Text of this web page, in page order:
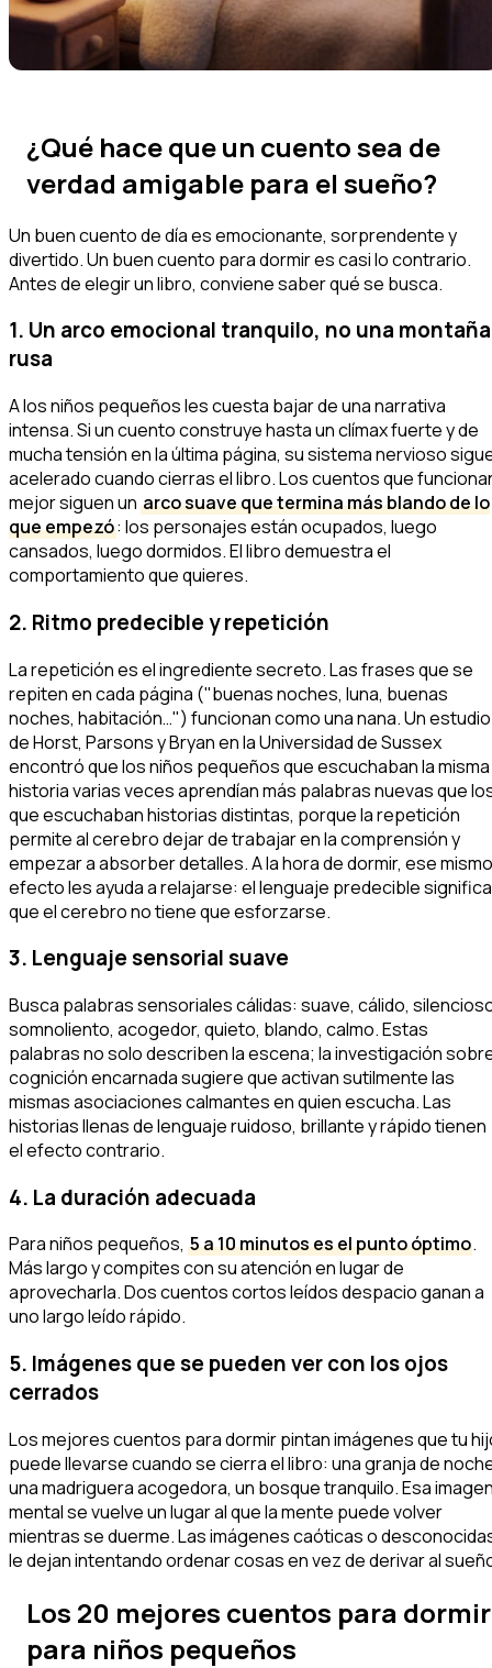
¿Qué hace que un cuento sea de
verdad amigable para el sueño?
Un buen cuento de día es emocionante, sorprendente y
divertido. Un buen cuento para dormir es casi lo contrario.
Antes de elegir un libro, conviene saber qué se busca.
1. Un arco emocional tranquilo, no una montaña
rusa
A los niños pequeños les cuesta bajar de una narrativa
intensa. Si un cuento construye hasta un clímax fuerte y de
mucha tensión en la última página, su sistema nervioso
acelerado cuando cierras el libro. Los cuentos que
mejor siguen un arco suave que termina más blando de lo
que empezó: los personajes están ocupados, luego
cansados, luego dormidos. El libro demuestra el
comportamiento que quieres.
2. Ritmo predecible y repetición
La repetición es el ingrediente secreto. Las frases que se
repiten en cada página ("buenas noches, luna, buenas
noches, habitación…") funcionan como una nana. Un estudio
de Horst, Parsons y Bryan en la Universidad de Sussex
encontró que los niños pequeños que escuchaban la misma
historia varias veces aprendían más palabras nuevas que
que escuchaban historias distintas, porque la repetición
permite al cerebro dejar de trabajar en la comprensión y
empezar a absorber detalles. A la hora de dormir, ese mismo
efecto les ayuda a relajarse: el lenguaje predecible significa
que el cerebro no tiene que esforzarse.
3. Lenguaje sensorial suave
Busca palabras sensoriales cálidas: suave, cálido,
somnoliento, acogedor, quieto, blando, calmo. Estas
palabras no solo describen la escena; la investigación
cognición encarnada sugiere que activan sutilmente las
mismas asociaciones calmantes en quien escucha. Las
historias llenas de lenguaje ruidoso, brillante y rápido tienen
el efecto contrario.
4. La duración adecuada
Para niños pequeños, 5 a 10 minutos es el punto óptimo.
Más largo y compites con su atención en lugar de
aprovecharla. Dos cuentos cortos leídos despacio ganan a
uno largo leído rápido.
5. Imágenes que se pueden ver con los ojos
cerrados
Los mejores cuentos para dormir pintan imágenes que tu
puede llevarse cuando se cierra el libro: una granja de
una madriguera acogedora, un bosque tranquilo. Esa
mental se vuelve un lugar al que la mente puede volver
mientras se duerme. Las imágenes caóticas o
le dejan intentando ordenar cosas en vez de derivar al
Los 20 mejores cuentos para dormir
para niños pequeños